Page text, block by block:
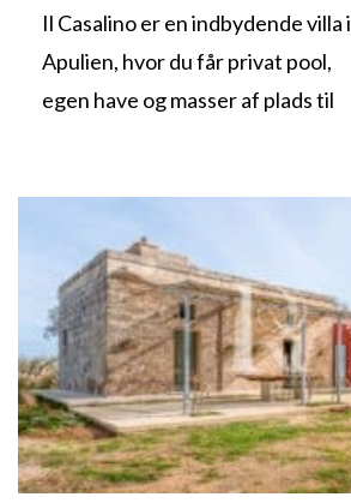
Il Casalino er en indbydende villa i
Apulien, hvor du får privat pool,
egen have og masser af plads til